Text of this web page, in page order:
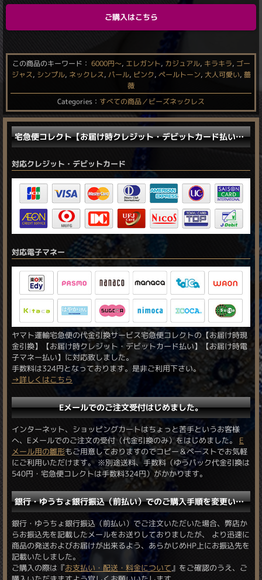
ご購入はこちら
この商品のキーワード： 6000円〜, エレガント, カジュアル, キラキラ, ゴー
ジャス, シンプル, ネックレス, パール, ピンク, ペールトーン, 大人可愛い, 薔
薇
Categories： すべての商品／ビーズネックレス
宅急便コレクト【お届け時クレジット・デビットカード払い／電子マネー払い】に対応しました。
対応クレジット・デビットカード
対応電子マネー
ヤマト運輸宅急便の代金引換サービス宅急便コレクトの【お届け時現
金引換】【お届け時クレジット・デビットカード払い】【お届け時電
子マネー払い】に対応致しました。
手数料は324円となっております。是非ご利用下さい。
→詳しくはこちら
Eメールでのご注文受付はじめました。
インターネット、ショッピングカートはちょっと苦手というお客様
へ、Eメールでのご注文の受付（代金引換のみ）をはじめました。 E
メール用の雛形もご用意しておりますのでコピー＆ペーストでお気軽
にご利用いただけます。 ※別途送料、手数料（ゆうパック代金引換は
540円・宅急便コレクトは手数料324円）がかかります。
銀行・ゆうちょ銀行振込（前払い）でのご購入手順を変更いたしました。
銀行・ゆうちょ銀行振込（前払い）でご注文いただいた場合、弊店か
らお振込先を記載したメールをお送りしておりましたが、 より迅速に
商品の発送およびお届けが出来るよう、あらかじめHP上にお振込先を
記載いたしました。
ご購入の際は『お支払い・配送・料金について』をご確認のうえ、ご